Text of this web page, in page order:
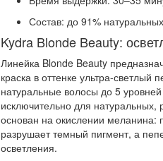
Состав: до 91%
Kydra Blonde Beauty:
Линейка Blonde Beauty
краска в оттенке ультра-светлый
натуральные волосы до 5
исключительно для
основан на окислении меланина:
разрушает темный пигмент, а
осветления.